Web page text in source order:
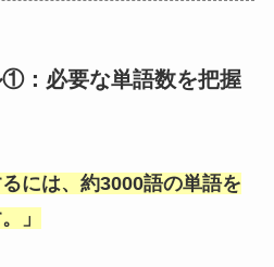
：必要な単語数を把握
には、約3000語の単語を
」